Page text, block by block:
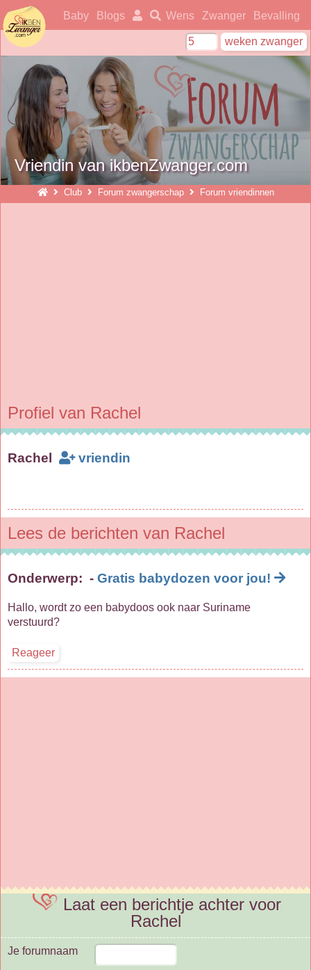
ikbenzwanger Wens Zwanger Bevalling
Baby Blogs
Vriendin van ikbenZwanger.com
Club Forum zwangerschap Forum vriendinnen
Profiel van Rachel
Rachel vriendin
Lees de berichten van Rachel
Onderwerp: - Gratis babydozen voor jou!
Hallo, wordt zo een babydoos ook naar Suriname
verstuurd?
Laat een berichtje achter voor
Rachel
Je forumnaam